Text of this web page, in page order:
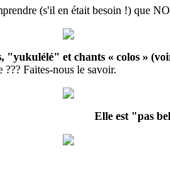
(s'il en était besoin !) que
"yukulélé" et chants « colos »
Faites-nous le savoir.
Elle est "pas